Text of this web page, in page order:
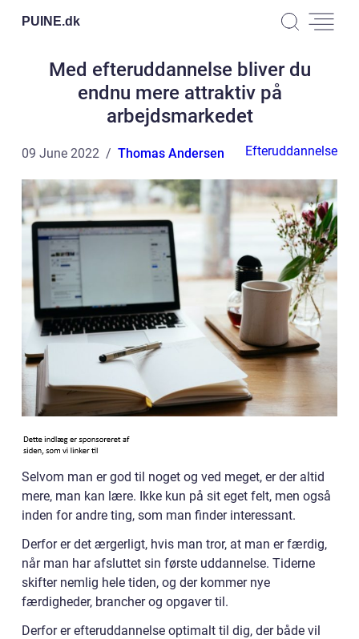
PUINE.dk
Med efteruddannelse bliver du
endnu mere attraktiv på
arbejdsmarkedet
09 June 2022 Thomas Andersen Efteruddannelse
Selvom man er god til noget og ved meget, er der altid
mere, man kan lære. Ikke kun på sit eget felt, men også
inden for andre ting, som man finder interessant.
Derfor er det ærgerligt, hvis man tror, at man er færdig,
når man har afsluttet sin første uddannelse. Tiderne
skifter nemlig hele tiden, og der kommer nye
færdigheder, brancher og opgaver til.
Derfor er efteruddannelse optimalt til dig, der både vil